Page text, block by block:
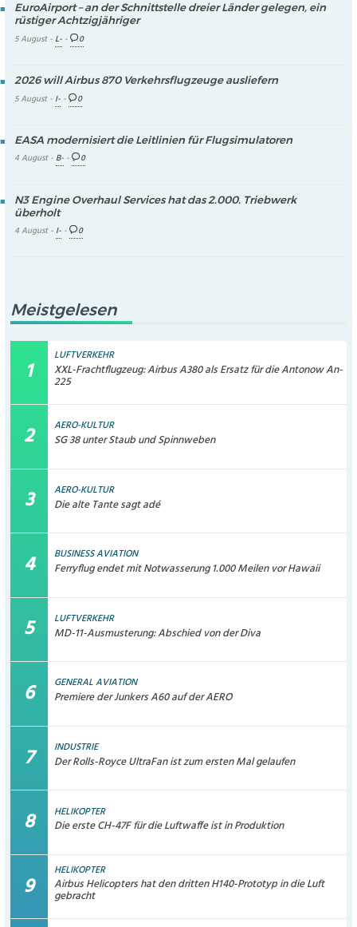
EuroAirport – an der Schnittstelle dreier Länder gelegen, ein
rüstiger Achtzigjähriger
5 August - L-- 0
2026 will Airbus 870 Verkehrsflugzeuge ausliefern
5 August - I-- 0
EASA modernisiert die Leitlinien für Flugsimulatoren
4 August - B-- 0
N3 Engine Overhaul Services hat das 2.000. Triebwerk
überholt
4 August - I-- 0
Meistgelesen
LUFTVERKEHR
XXL-Frachtflugzeug: Airbus A380 als Ersatz für die Antonow An-
225
AERO-KULTUR
SG 38 unter Staub und Spinnweben
AERO-KULTUR
Die alte Tante sagt adé
BUSINESS AVIATION
Ferryflug endet mit Notwasserung 1.000 Meilen vor Hawaii
LUFTVERKEHR
MD-11-Ausmusterung: Abschied von der Diva
GENERAL AVIATION
Premiere der Junkers A60 auf der AERO
INDUSTRIE
Der Rolls-Royce UltraFan ist zum ersten Mal gelaufen
HELIKOPTER
Die erste CH-47F für die Luftwaffe ist in Produktion
HELIKOPTER
Airbus Helicopters hat den dritten H140-Prototyp in die Luft
gebracht